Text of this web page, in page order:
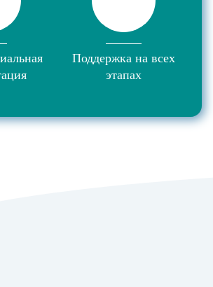
Поддержка на всех
этапах